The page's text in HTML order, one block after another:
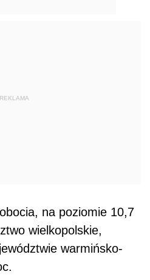
REKLAMA
na poziomie 10,7
wielkopolskie,
warmińsko-